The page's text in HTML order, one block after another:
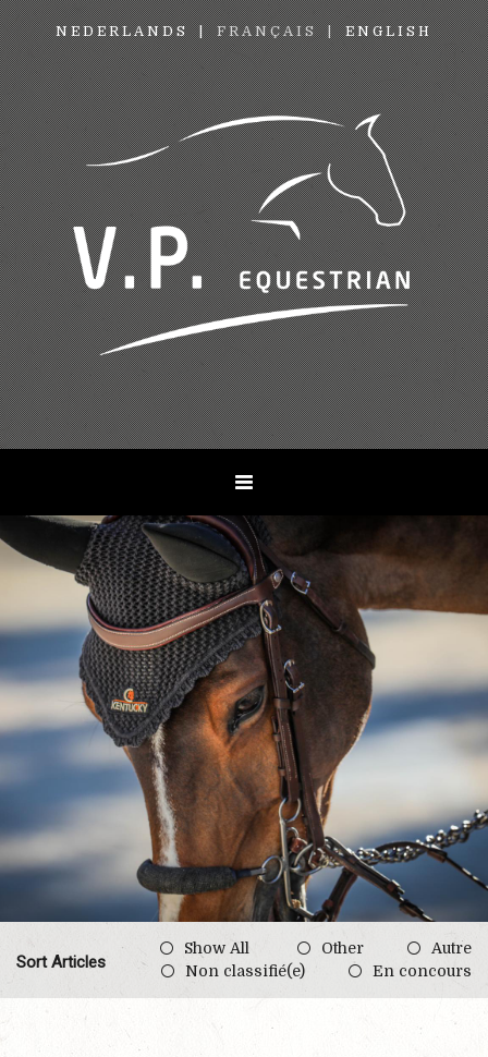
NEDERLANDS FRANÇAIS ENGLISH
Sort Articles
Show All Other
Autre
Non classifié(e)
En concours